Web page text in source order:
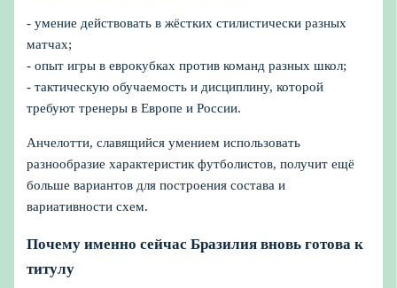
- умение действовать в жёстких стилистически разных
матчах;
- опыт игры в еврокубках против команд разных школ;
- тактическую обучаемость и дисциплину, которой
требуют тренеры в Европе и России.
Анчелотти, славящийся умением использовать
разнообразие характеристик футболистов, получит ещё
больше вариантов для построения состава и
вариативности схем.
Почему именно сейчас Бразилия вновь готова к
титулу